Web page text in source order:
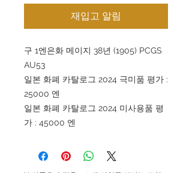
재입고 알림
구 1엔은화 메이지 38년 (1905) PCGS
AU53
일본 화폐 카탈로그 2024 극미품 평가 :
25000 엔
일본 화폐 카탈로그 2024 미사용품 평
가 : 45000 엔